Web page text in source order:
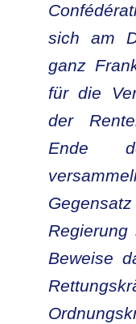
sich am
ganz
für die
der
Ende
Regierung
Beweise